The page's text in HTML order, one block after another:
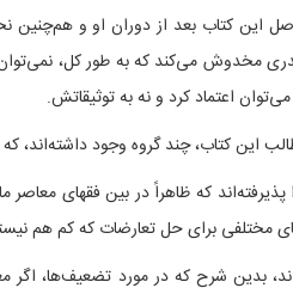
این کتاب بعد از دوران او و هم‌چنین
مخدوش می‌کند که به طور کل،
اعتماد کرد و نه به توثیقاتش.
این کتاب، چند گروه وجود
که ظاهراً در بین فقهای
مختلفی برای حل تعارضات که کم هم
بدین شرح که در مورد تضعیف‌ها،